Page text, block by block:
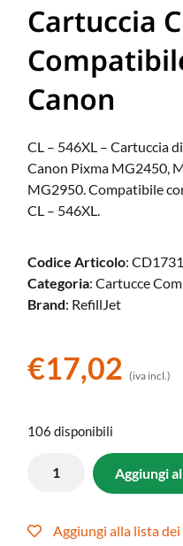
Cartuccia
Canon
CL – 546XL – Cartuccia
Canon Pixma MG2450,
MG2950. Compatibile
CL – 546XL.
Codice Articolo:
Categoria: Cartucce
Brand: RefillJet
€17,02 (iva incl.)
106 disponibili
Aggiungi
Aggiungi alla lista